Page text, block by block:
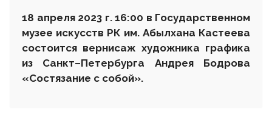
18 апреля2023 г.16:00 в Государственном
музее искусств РК им. Абылхана Кастеева
состоится вернисаж художника графика
из Санкт–Петербурга Андрея Бодрова
«Состязание с собой».